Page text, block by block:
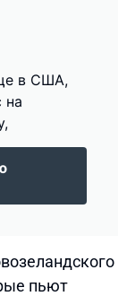
в США,
на
пьют